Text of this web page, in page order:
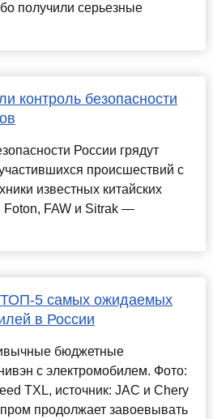
получили серьезные
контроль безопасности
России грядут
происшествий с
известных китайских
FAW и Sitrak —
ТОП-5 самых ожидаемых
в России
бюджетные
c электромобилем. Фото:
TXL, источник: JAC и Chery
продолжает завоевывать